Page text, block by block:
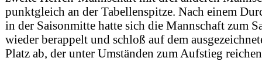
punktgleich an der Tabellenspitze. Nach einem
in der Saisonmitte hatte sich die Mannschaft zum
wieder berappelt und schloß auf dem
Platz ab, der unter Umständen zum Aufstieg